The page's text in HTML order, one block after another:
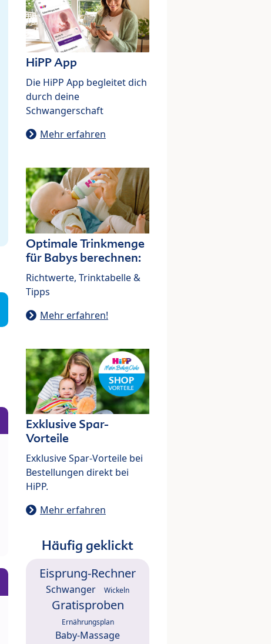
HiPP App
Die HiPP App begleitet dich
durch deine
Schwangerschaft
Mehr erfahren
Optimale Trinkmenge
für Babys berechnen:
Richtwerte, Trinktabelle &
Tipps
Mehr erfahren!
Exklusive Spar-
Vorteile
Exklusive Spar-Vorteile bei
Bestellungen direkt bei
HiPP.
Mehr erfahren
Häufig geklickt
Eisprung-Rechner
Schwanger Wickeln
Gratisproben
Ernährungsplan
Baby-Massage